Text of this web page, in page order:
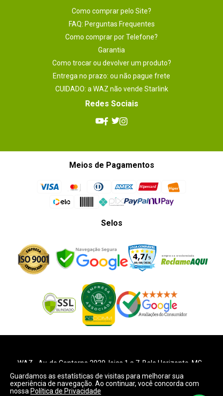
Como comprar pelo Site?
FAQ: Perguntas Frequentes
Como comprar por Telefone?
Garantia
Como trocar ou devolver um produto?
Entrega no prazo: ou não pague frete
CUIDADO: a WAZ não vende Starlink
Redes Sociais
Meios de Pagamentos
Selos
WAZ - Av. do Contorno 2939 , lojas 1 a 7, Belo Horizonte MG
Telefone:+55 (31) 2126-6666| CNPJ: 06.036.939/0001-92
2018, WAZ. Todos os direitos reservados. É vetada a reprodução,
Guardamos as estatísticas de visitas para melhorar sua
experiência de navegação. Ao continuar, você concorda com
nossa Política de Privacidade